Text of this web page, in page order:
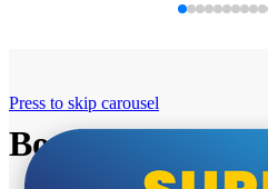
Bosch super cene
Press to skip carousel